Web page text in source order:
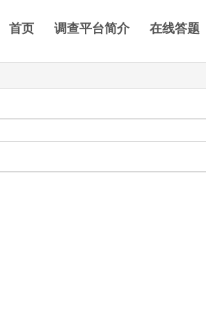
首页 调查平台简介 在线答题